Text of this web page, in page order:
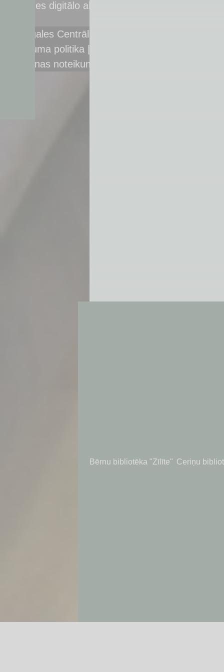
Bērnu bibliotēka "Zīlīte"
Bērnu bibliotēka "Zīlīte" Ceriņu
Ģimenes digitālo aktivitāšu centrs
© Latgales Centrālā bibliotēka,
Privātuma politika
lietošanas noteikumi